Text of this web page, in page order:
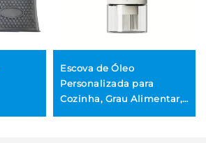
Escova de Óleo
Personalizada para
Cozinha, Grau Alimentar,